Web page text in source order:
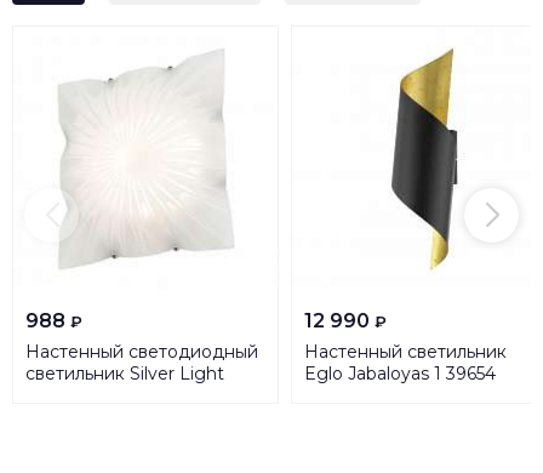
988 ₽
Настенный светодиодный
светильник Silver Light
12 990 ₽
Настенный светильник
Eglo Jabaloyas 1 39654